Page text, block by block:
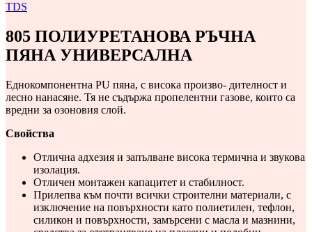
TDS
805 ПОЛИУРЕТАНОВА РЪЧНА
ПЯНА УНИВЕРСАЛНА
Еднокомпонентна PU пяна, с висока произво- дителност и
лесно нанасяне. Тя не съдържа пропелентни газове, които са
вредни за озоновия слой.
Свойства
Отлична адхезия и запълване висока термична и звукова
изолация.
Отличен монтажен капацитет и стабилност.
Прилепва към почти всички строителни материали, с
изключение на повърхности като полиетилен, тефлон,
силикон и повърхности, замърсени с масла и мазнини,